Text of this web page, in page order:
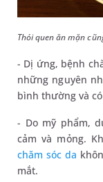
Thói quen ăn mặn
- Dị ứng, bệnh
những nguyên
bình thường và
- Do mỹ phẩm,
cảm và mỏng.
chăm sóc da
mắt.